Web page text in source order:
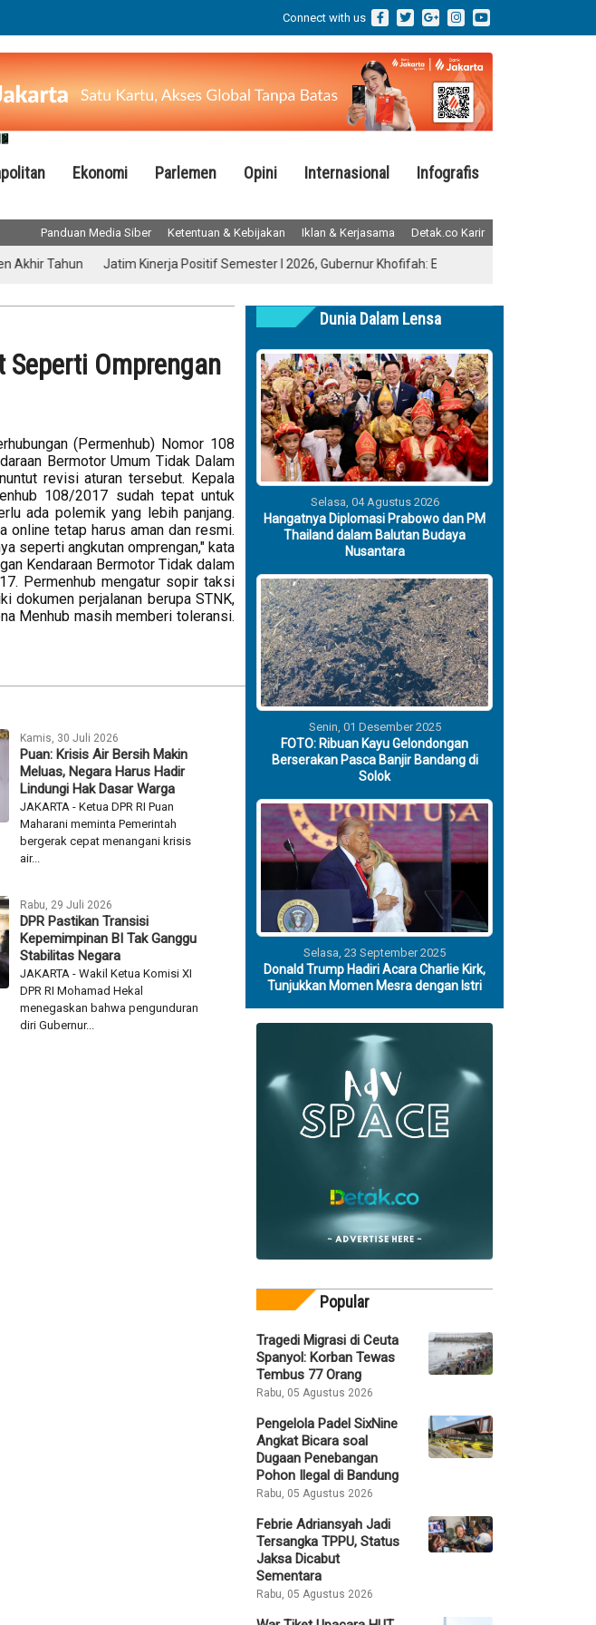
Connect with us
Ekonomi Parlemen Opini Internasional Infografis
Panduan Media Siber Ketentuan & Kebijakan Iklan & Kerjasama Detak.co Karir
Tahun Jatim Kinerja Positif Semester I 2026, Gubernur Khofifah: Ekonomi Tumbuh Tertinggi
Seperti Omprengan
(Permenhub) Nomor 108
Bermotor Umum Tidak Dalam
revisi aturan tersebut. Kepala
108/2017 sudah tepat untuk
ada polemik yang lebih panjang.
online tetap harus aman dan resmi.
seperti angkutan omprengan," kata
Kendaraan Bermotor Tidak dalam
Permenhub mengatur sopir taksi
dokumen perjalanan berupa STNK,
Menhub masih memberi toleransi.
Kamis, 30 Juli 2026
Puan: Krisis Air Bersih Makin
Meluas, Negara Harus Hadir
Lindungi Hak Dasar Warga
JAKARTA - Ketua DPR RI Puan
Maharani meminta Pemerintah
bergerak cepat menangani krisis
air...
Rabu, 29 Juli 2026
DPR Pastikan Transisi
Kepemimpinan BI Tak Ganggu
Stabilitas Negara
JAKARTA - Wakil Ketua Komisi XI
DPR RI Mohamad Hekal
menegaskan bahwa pengunduran
diri Gubernur...
Dunia Dalam Lensa
Selasa, 04 Agustus 2026
Hangatnya Diplomasi Prabowo dan PM
Thailand dalam Balutan Budaya
Nusantara
Senin, 01 Desember 2025
FOTO: Ribuan Kayu Gelondongan
Berserakan Pasca Banjir Bandang di
Solok
Selasa, 23 September 2025
Donald Trump Hadiri Acara Charlie Kirk,
Tunjukkan Momen Mesra dengan Istri
Popular
Tragedi Migrasi di Ceuta
Spanyol: Korban Tewas
Tembus 77 Orang
Rabu, 05 Agustus 2026
Pengelola Padel SixNine
Angkat Bicara soal
Dugaan Penebangan
Pohon Ilegal di Bandung
Rabu, 05 Agustus 2026
Febrie Adriansyah Jadi
Tersangka TPPU, Status
Jaksa Dicabut
Sementara
Rabu, 05 Agustus 2026